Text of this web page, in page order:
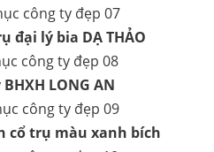
đại lý bia DẠ THẢO
LONG AN
cổ trụ màu xanh bích